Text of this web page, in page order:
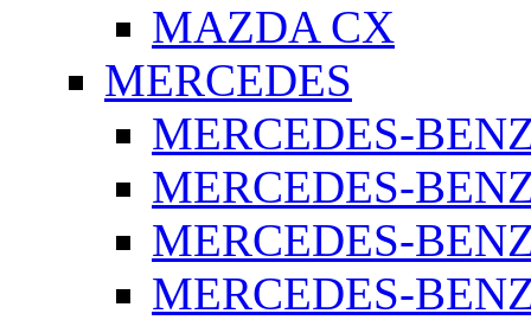
MAZDA CX
MERCEDES
MERCEDES-
MERCEDES-
MERCEDES-
MERCEDES-